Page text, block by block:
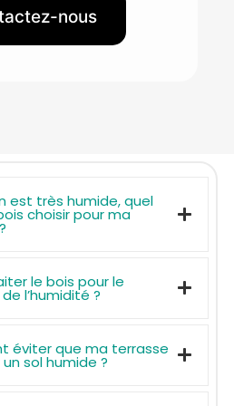
nous
est très humide, quel
choisir pour ma
le bois pour le
l’humidité ?
éviter que ma terrasse
sol humide ?